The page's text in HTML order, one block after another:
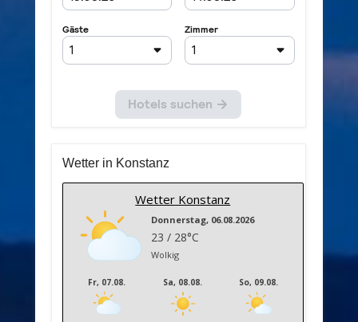
Wetter in Konstanz
Wetter Konstanz
Donnerstag, 06.08.2026
23 / 28°C
Wolkig
Fr, 07.08. Sa, 08.08. So, 09.08.